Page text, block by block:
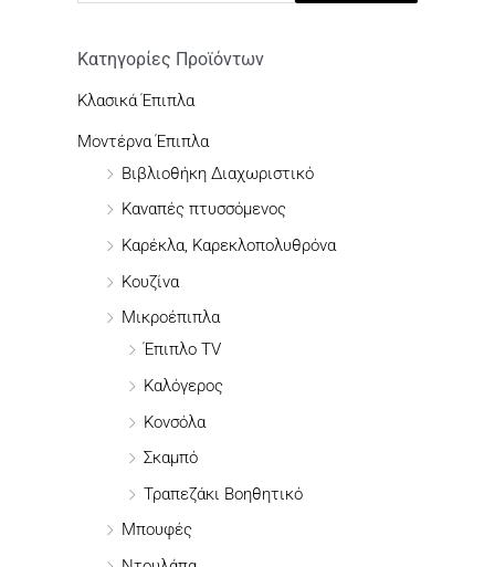
ή
τ
Κατηγορίες Προϊόντων
Κλασικά Έπιπλα
Μοντέρνα Έπιπλα
Βιβλιοθήκη Διαχωριστικό
Καναπές πτυσσόμενος
Καρέκλα, Καρεκλοπολυθρόνα
Κουζίνα
Μικροέπιπλα
Έπιπλο TV
Καλόγερος
Κονσόλα
Σκαμπό
Τραπεζάκι Βοηθητικό
Μπουφές